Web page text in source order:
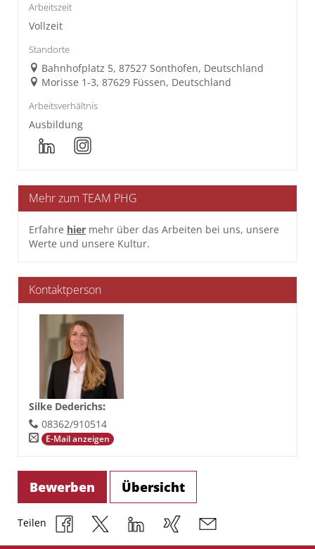
Arbeitszeit
Vollzeit
Standorte
Bahnhofplatz 5, 87527 Sonthofen, Deutschland
Morisse 1-3, 87629 Füssen, Deutschland
Arbeitsverhältnis
Ausbildung
Mehr zum TEAM PHG
Erfahre hier mehr über das Arbeiten bei uns, unsere
Werte und unsere Kultur.
Kontaktperson
Silke Dederichs:
08362/910514
E-Mail anzeigen
Bewerben Übersicht
Teilen